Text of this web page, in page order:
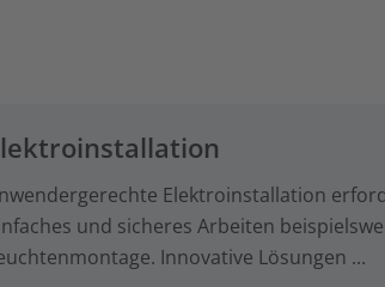
Elektroinstallation
und sicheres Arbeiten
Innovative Lösungen ...